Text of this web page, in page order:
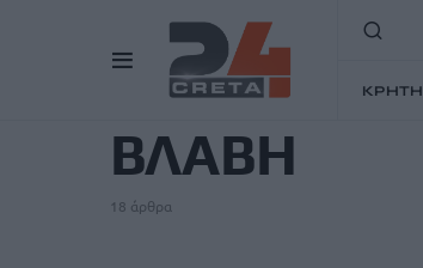
ΚΡΗΤΗ
ΒΛΑΒΗ
18 άρθρα